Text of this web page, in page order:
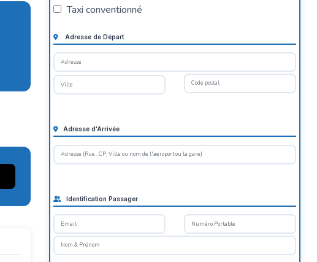
Taxi conventionné
Adresse de Départ
Adresse d'Arrivée
Identification Passager